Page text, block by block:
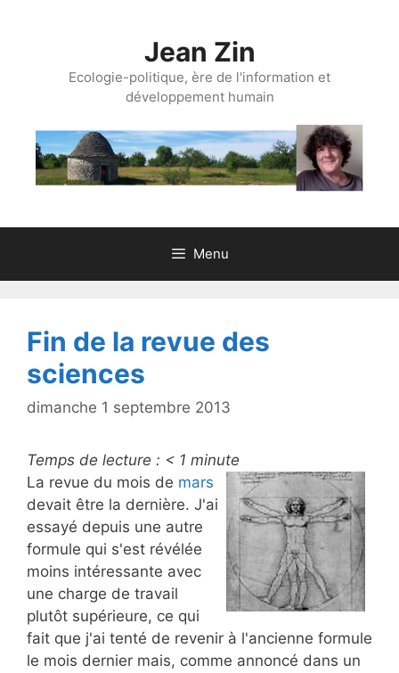
Jean Zin
Ecologie-politique, ère de l'information et
développement humain
Menu
Fin de la revue des
sciences
dimanche 1 septembre 2013
Temps de lecture : < 1 minute
La revue du mois de mars
devait être la dernière. J'ai
essayé depuis une autre
formule qui s'est révélée
moins intéressante avec
une charge de travail
plutôt supérieure, ce qui
fait que j'ai tenté de revenir à l'ancienne formule
le mois dernier mais, comme annoncé dans un